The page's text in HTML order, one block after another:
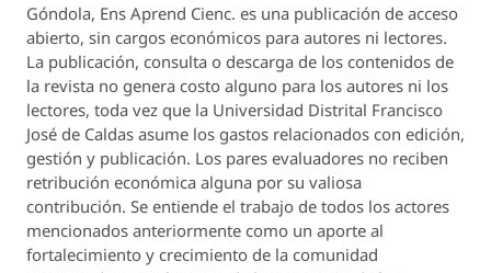
Góndola, Ens Aprend Cienc. es una publicación de acceso
abierto, sin cargos económicos para autores ni lectores.
La publicación, consulta o descarga de los contenidos de
la revista no genera costo alguno para los autores ni los
lectores, toda vez que la Universidad Distrital Francisco
José de Caldas asume los gastos relacionados con edición,
gestión y publicación. Los pares evaluadores no reciben
retribución económica alguna por su valiosa
contribución. Se entiende el trabajo de todos los actores
mencionados anteriormente como un aporte al
fortalecimiento y crecimiento de la comunidad